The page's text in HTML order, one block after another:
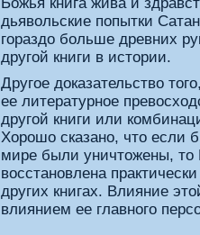
дьявольские попытки
гораздо больше древних
другой книги в истории.
Другое доказательство
ее литературное
другой книги или
Хорошо сказано, что если
мире были уничтожены,
восстановлена
других книгах. Влияние
влиянием ее главного